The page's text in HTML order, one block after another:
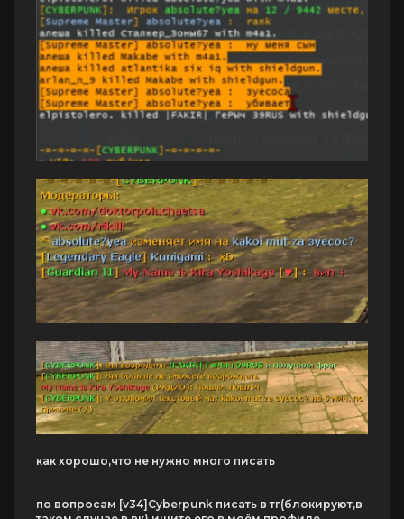
как хорошо,что не нужно много писать
по вопросам [v34]Cyberpunk писать в тг(блокируют,в